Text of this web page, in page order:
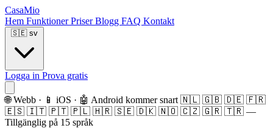
CasaMio
Hem FunktionerPriserBlogg FAQ Kontakt
🇸🇪 sv
Logga in Prova gratis
🌐 Webb · 📱 iOS · 🤖 Android kommer snart 🇳🇱 🇬🇧 🇩🇪 🇫🇷
🇪🇸 🇮🇹 🇵🇹 🇵🇱 🇭🇷 🇸🇪 🇩🇰 🇳🇴 🇨🇿 🇬🇷 🇹🇷 —
Tillgänglig på 15 språk